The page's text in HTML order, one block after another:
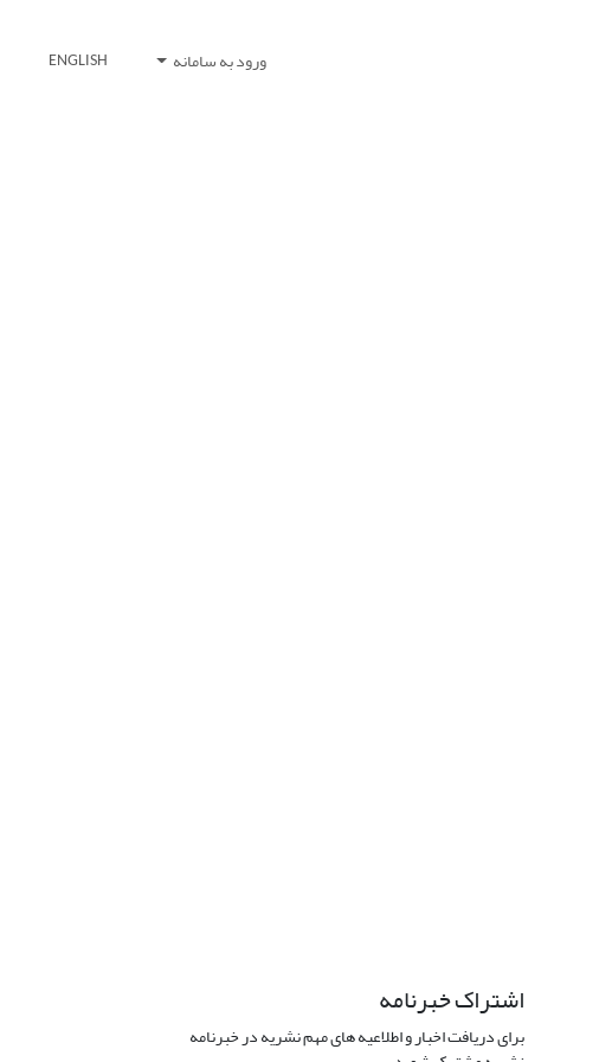
ورود به سامانه ENGLISH
اشتراک خبرنامه
برای دریافت اخبار و اطلاعیه های مهم نشریه در خبرنامه